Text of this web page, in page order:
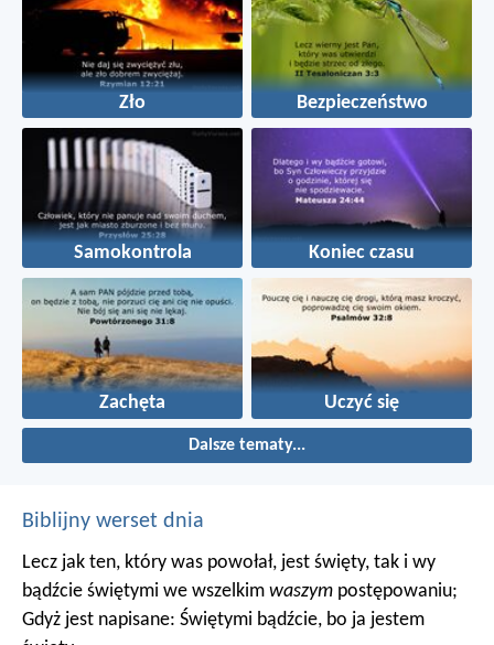
Zło Bezpieczeństwo
Samokontrola Koniec czasu
Zachęta Uczyć się
Dalsze tematy...
Biblijny werset dnia
Lecz jak ten, który was powołał, jest święty, tak i wy
bądźcie świętymi we wszelkim waszym postępowaniu;
Gdyż jest napisane: Świętymi bądźcie, bo ja jestem